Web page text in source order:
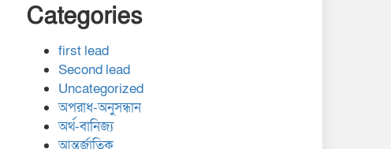
Categories
first lead
Second lead
Uncategorized
অপরাধ-অনুসন্ধান
অর্থ-বানিজ্য